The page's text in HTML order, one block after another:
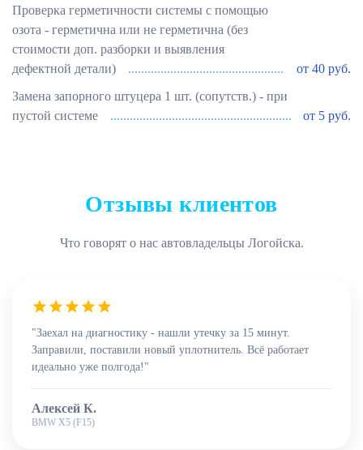
Проверка герметичности системы с помощью
озота - герметична или не герметична (без
стоимости доп. разборки и выявления
дефектной детали)
от 40 руб.
Замена запорного штуцера 1 шт. (сопутств.) - при
пустой системе
от 5 руб.
Отзывы клиентов
Что говорят о нас автовладельцы Логойска.
"Заехал на диагностику - нашли утечку за 15 минут.
Заправили, поставили новый уплотнитель. Всё работает
идеально уже полгода!"
Алексей К.
BMW X5 (F15)